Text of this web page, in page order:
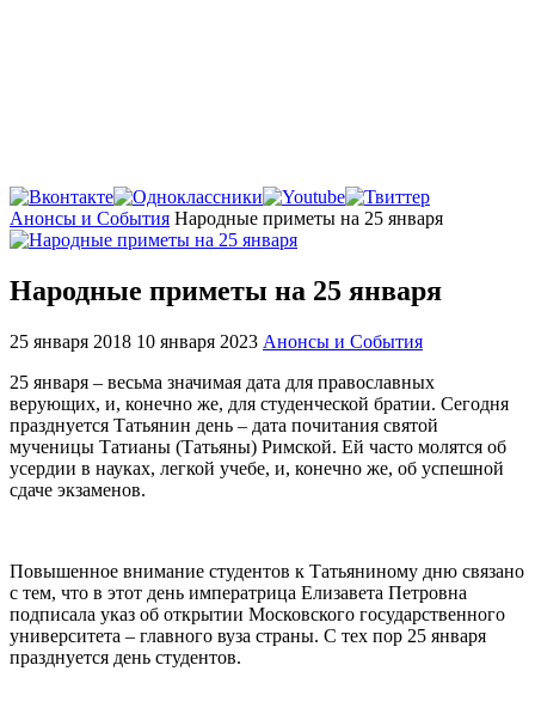
Главная
Анонсы и События Народные приметы на 25 января
Народные приметы на 25 января
25 января 2018 10 января 2023 Анонсы и События
25 января – весьма значимая дата для православных
верующих, и, конечно же, для студенческой братии. Сегодня
празднуется Татьянин день – дата почитания святой
мученицы Татианы (Татьяны) Римской. Ей часто молятся об
усердии в науках, легкой учебе, и, конечно же, об успешной
сдаче экзаменов.
Повышенное внимание студентов к Татьяниному дню связано
с тем, что в этот день императрица Елизавета Петровна
подписала указ об открытии Московского государственного
университета – главного вуза страны. С тех пор 25 января
празднуется день студентов.